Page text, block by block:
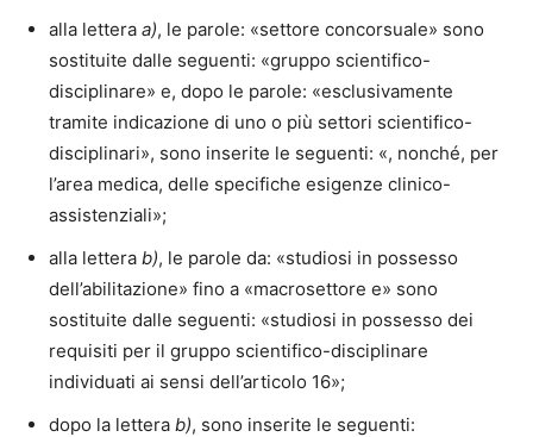
alla lettera a), le parole: «settore concorsuale» sono
sostituite dalle seguenti: «gruppo scientifico-
disciplinare» e, dopo le parole: «esclusivamente
tramite indicazione di uno o più settori scientifico-
disciplinari», sono inserite le seguenti: «, nonché, per
l’area medica, delle specifiche esigenze clinico-
assistenziali»;
alla lettera b), le parole da: «studiosi in possesso
dell’abilitazione» fino a «macrosettore e» sono
sostituite dalle seguenti: «studiosi in possesso dei
requisiti per il gruppo scientifico-disciplinare
individuati ai sensi dell’articolo 16»;
dopo la lettera b), sono inserite le seguenti: